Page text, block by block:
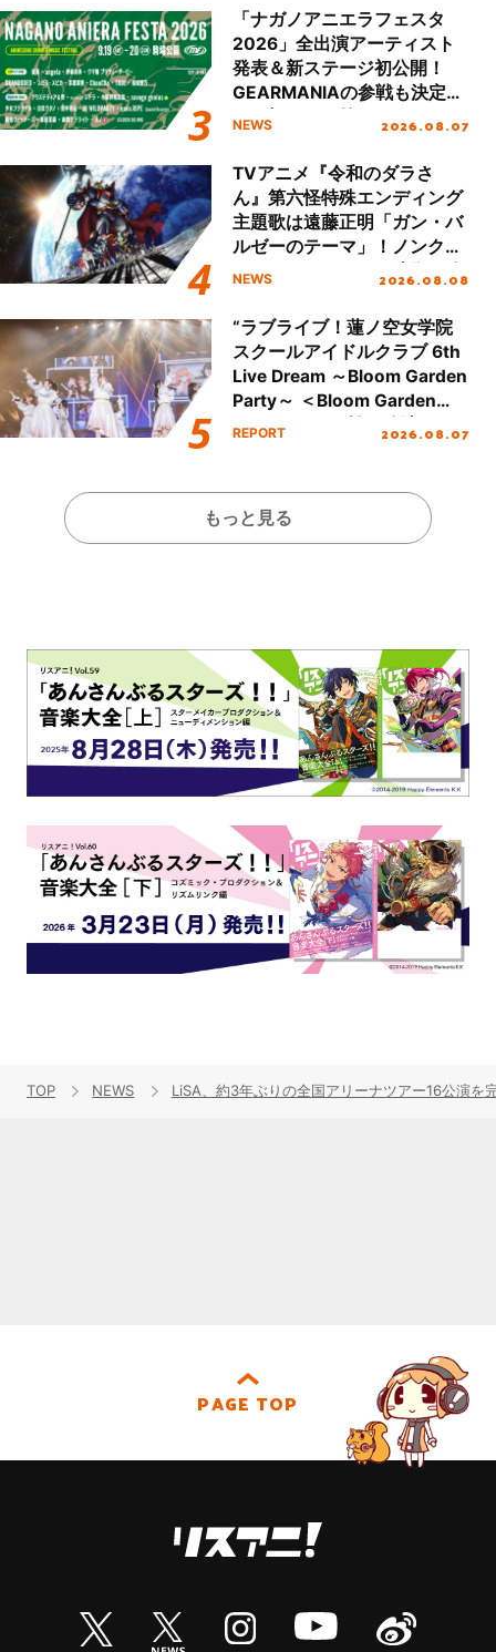
「ナガノアニエラフェスタ
2026」全出演アーティスト
発表＆新ステージ初公開！
GEARMANIAの参戦も決定
し、初となる第3ステージの
NEWS 2026.08.07
TVアニメ『令和のダラさ
ん』第六怪特殊エンディング
主題歌は遠藤正明「ガン・バ
ルゼーのテーマ」！ノンクレ
ジットエンディング映像も公
NEWS 2026.08.08
“ラブライブ！蓮ノ空女学院
スクールアイドルクラブ 6th
Live Dream ～Bloom Garden
Party～ ＜Bloom Garden
Party Stage／埼玉公演＞”
REPORT 2026.08.07
もっと見る
TOP NEWS LiSA、約3年ぶりの全国アリーナツアー16公演
PAGE TOP